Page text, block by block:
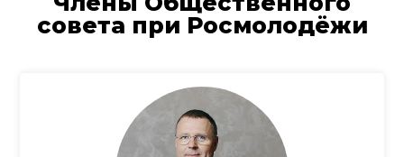
совета при Росмолодёжи